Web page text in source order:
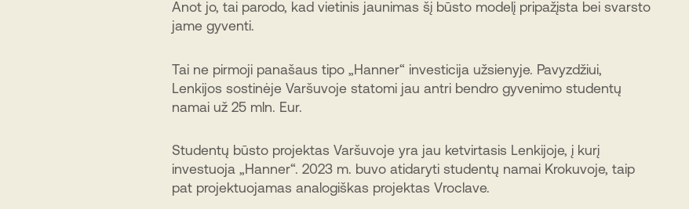
Anot jo, tai parodo, kad vietinis jaunimas šį būsto modelį pripažįsta bei svarsto
jame gyventi.
Tai ne pirmoji panašaus tipo „Hanner“ investicija užsienyje. Pavyzdžiui,
Lenkijos sostinėje Varšuvoje statomi jau antri bendro gyvenimo studentų
namai už 25 mln. Eur.
Studentų būsto projektas Varšuvoje yra jau ketvirtasis Lenkijoje, į kurį
investuoja „Hanner“. 2023 m. buvo atidaryti studentų namai Krokuvoje, taip
pat projektuojamas analogiškas projektas Vroclave.